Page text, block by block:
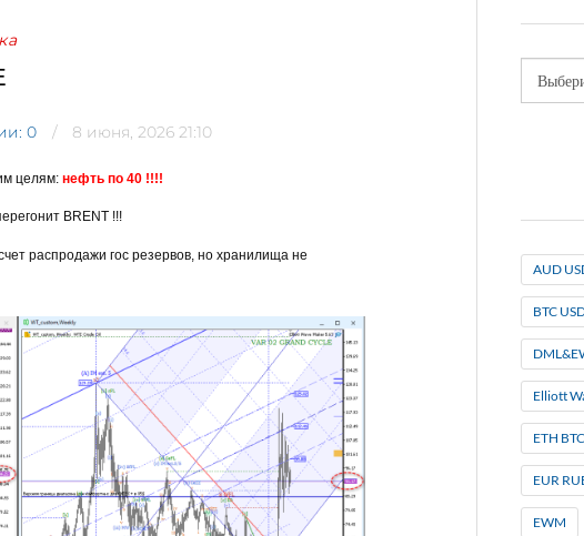
0 8 июня, 2026 21:10
целям: нефть по 40 !!!!
BRENT !!!
распродажи гос резервов, но хранилища не
AUD
BTC
Elliott
ETH BTC
EUR
EWM